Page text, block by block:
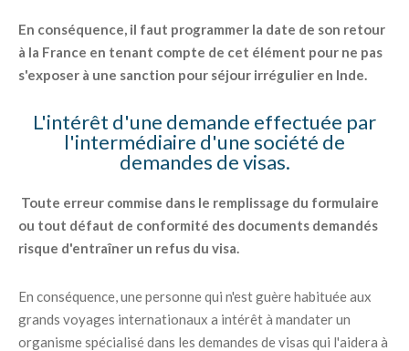
En conséquence, il faut programmer la date de son retour
à la France en tenant compte de cet élément pour ne pas
s'exposer à une sanction pour séjour irrégulier en Inde.
L'intérêt d'une demande effectuée par
l'intermédiaire d'une société de
demandes de visas.
Toute erreur commise dans le remplissage du formulaire
ou tout défaut de conformité des documents demandés
risque d'entraîner un refus du visa.
En conséquence, une personne qui n'est guère habituée aux
grands voyages internationaux a intérêt à mandater un
organisme spécialisé dans les demandes de visas qui l'aidera à